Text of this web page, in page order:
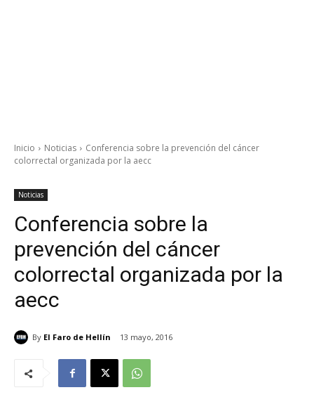
Inicio Noticias
Conferencia sobre la prevención del cáncer
colorrectal organizada por la aecc
Noticias
Conferencia sobre la
prevención del cáncer
colorrectal organizada por la
aecc
By El Faro de Hellín 13 mayo, 2016